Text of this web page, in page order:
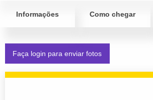
Informações Como chegar
Faça login para enviar fotos